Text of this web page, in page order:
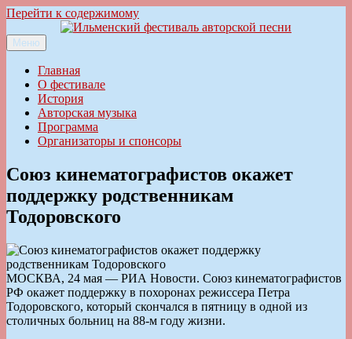
Перейти к содержимому
Ильменский фестиваль авторской песни
Меню
Главная
О фестивале
История
Авторская музыка
Программа
Организаторы и спонсоры
Союз кинематографистов окажет
поддержку родственникам
Тодоровского
МОСКВА, 24 мая — РИА Новости. Союз кинематографистов
РФ окажет поддержку в похоронах режиссера Петра
Тодоровского, который скончался в пятницу в одной из
столичных больниц на 88-м году жизни.